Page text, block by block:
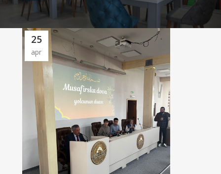
25
apr